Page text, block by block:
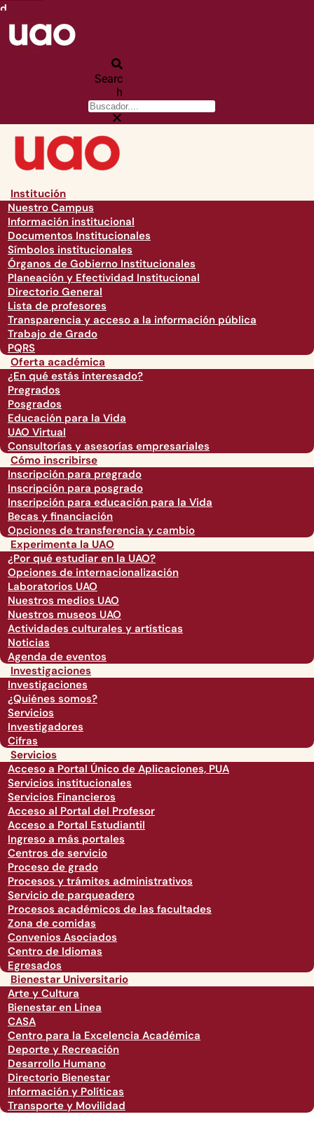
d
Searc
h
Institución
Nuestro Campus
Información institucional
Documentos Institucionales
Símbolos institucionales
Órganos de Gobierno Institucionales
Planeación y Efectividad Institucional
Directorio General
Lista de profesores
Transparencia y acceso a la información pública
Trabajo de Grado
PQRS
Oferta académica
¿En qué estás interesado?
Pregrados
Posgrados
Educación para la Vida
UAO Virtual
Consultorías y asesorías empresariales
Cómo inscribirse
Inscripción para pregrado
Inscripción para posgrado
Inscripción para educación para la Vida
Becas y financiación
Opciones de transferencia y cambio
Experimenta la UAO
¿Por qué estudiar en la UAO?
Opciones de internacionalización
Laboratorios UAO
Nuestros medios UAO
Nuestros museos UAO
Actividades culturales y artísticas
Noticias
Agenda de eventos
Investigaciones
Investigaciones
¿Quiénes somos?
Servicios
Investigadores
Cifras
Servicios
Acceso a Portal Único de Aplicaciones, PUA
Servicios institucionales
Servicios Financieros
Acceso al Portal del Profesor
Acceso a Portal Estudiantil
Ingreso a más portales
Centros de servicio
Proceso de grado
Procesos y trámites administrativos
Servicio de parqueadero
Procesos académicos de las facultades
Zona de comidas
Convenios Asociados
Centro de Idiomas
Egresados
Bienestar Universitario
Arte y Cultura
Bienestar en Linea
CASA
Centro para la Excelencia Académica
Deporte y Recreación
Desarrollo Humano
Directorio Bienestar
Información y Políticas
Transporte y Movilidad